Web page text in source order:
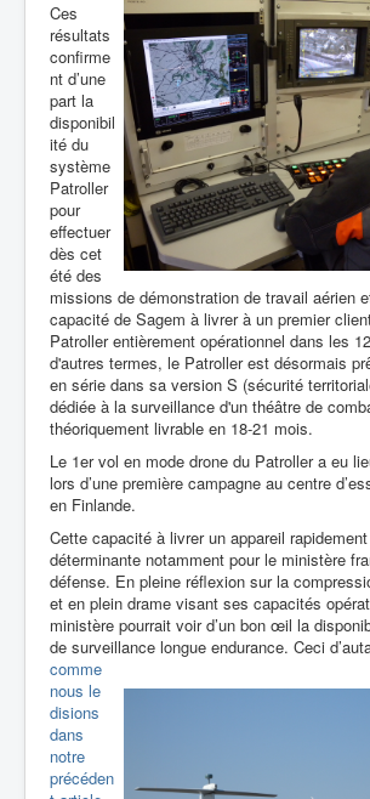
Ces
résultats
confirme
nt d’une
part la
disponibil
ité du
système
Patroller
pour
effectuer
dès cet
été des
missions de démonstration de travail aérien
capacité de Sagem à livrer à un premier
Patroller entièrement opérationnel dans les
d'autres termes, le Patroller est désormais
en série dans sa version S (sécurité
dédiée à la surveillance d'un théâtre de
théoriquement livrable en 18-21 mois.
Le 1er vol en mode drone du Patroller a eu
lors d’une première campagne au centre
en Finlande.
Cette capacité à livrer un appareil rapidement
déterminante notamment pour le ministère
défense. En pleine réflexion sur la
et en plein drame visant ses capacités
ministère pourrait voir d’un bon œil la
de surveillance longue endurance. Ceci
comme
nous le
disions
dans
notre
précéden